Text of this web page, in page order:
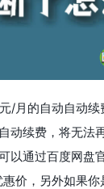
/月的自动自动
动续费，将无法
以通过百度网盘
价，另外如果